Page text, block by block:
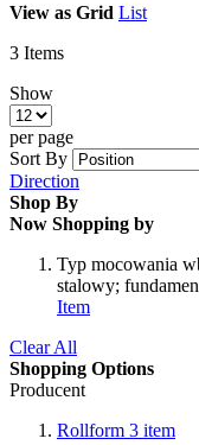
View as Grid List
3 Items
Show
per page
Sort By
Direction
Shop By
Now Shopping by
Typ mocowania
stalowy;
Item
Clear All
Shopping Options
Producent
Rollform 3 item